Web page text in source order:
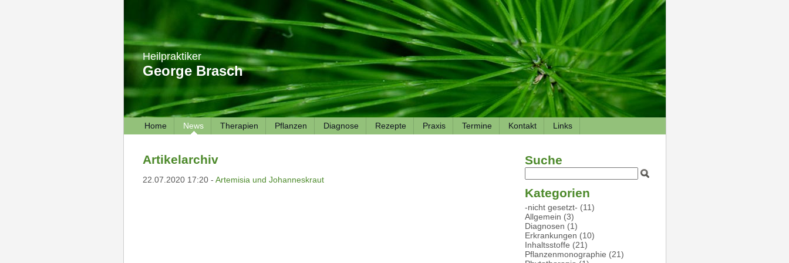
Heilpraktiker
George Brasch
Home News Therapien Pflanzen Diagnose Rezepte Praxis Termine Kontakt Links
Artikelarchiv
22.07.2020 17:20 - Artemisia und Johanneskraut
Suche
Kategorien
-nicht gesetzt- (11)
Allgemein (3)
Diagnosen (1)
Erkrankungen (10)
Inhaltsstoffe (21)
Pflanzenmonographie (21)